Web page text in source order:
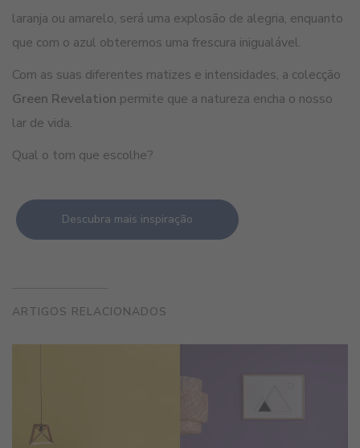
laranja ou amarelo, será uma explosão de alegria, enquanto
que com o azul obteremos uma frescura inigualável.
Com as suas diferentes matizes e intensidades, a colecção
Green Revelation permite que a natureza encha o nosso
lar de vida.
Qual o tom que escolhe?
Descubra mais inspiração
ARTIGOS RELACIONADOS